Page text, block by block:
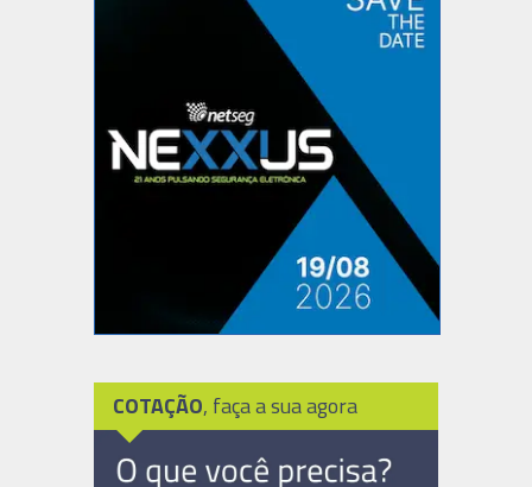
COTAÇÃO, faça a sua agora